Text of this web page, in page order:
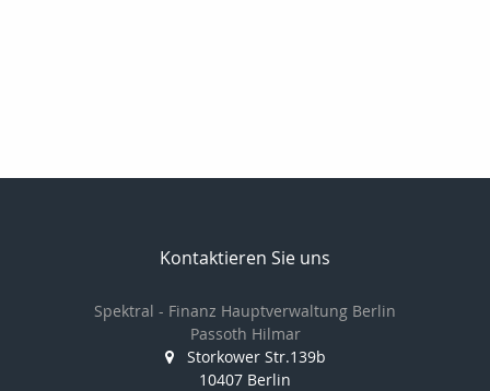
Kontaktieren Sie uns
Spektral - Finanz Hauptverwaltung Berlin
Passoth Hilmar
Storkower Str.139b
10407 Berlin